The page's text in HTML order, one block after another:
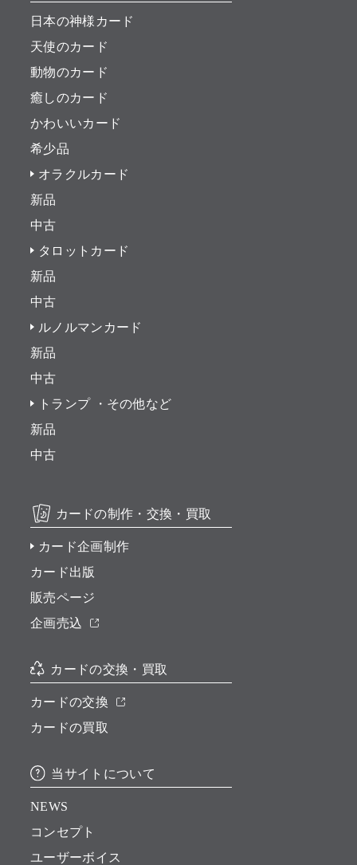
日本の神様カード
天使のカード
動物のカード
癒しのカード
かわいいカード
希少品
オラクルカード
新品
中古
タロットカード
新品
中古
ルノルマンカード
新品
中古
トランプ ・その他など
新品
中古
カードの制作・交換・買取
カード企画制作
カード出版
販売ページ
企画売込
カードの交換・買取
カードの交換
カードの買取
当サイトについて
NEWS
コンセプト
ユーザーボイス